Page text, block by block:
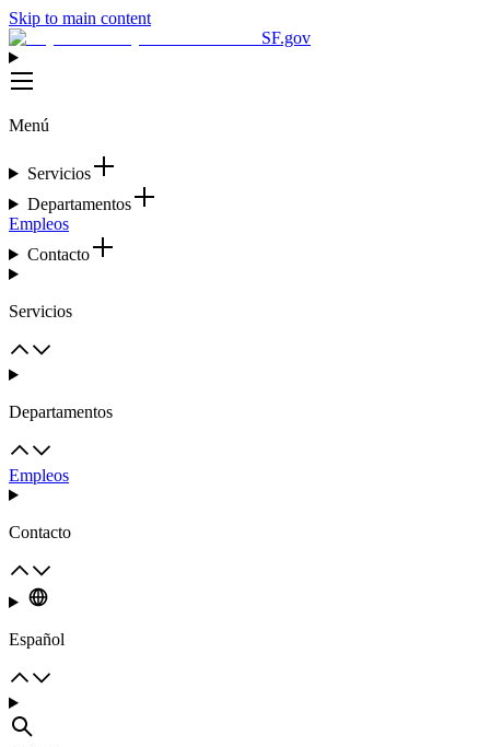
Skip to main content
SF.gov
Menú
Servicios
Departamentos
Empleos
Contacto
Servicios
Departamentos
Empleos
Contacto
Español